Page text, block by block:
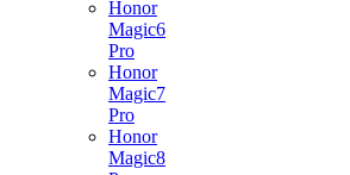
Honor
Magic6
Pro
Honor
Magic7
Pro
Honor
Magic8